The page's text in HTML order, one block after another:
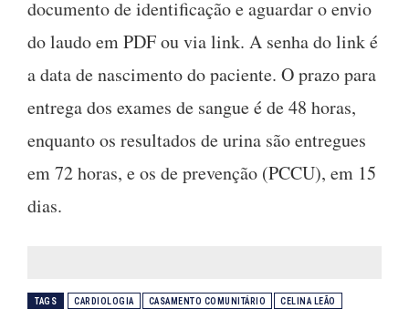
documento de identificação e aguardar o envio
do laudo em PDF ou via link. A senha do link é
a data de nascimento do paciente. O prazo para
entrega dos exames de sangue é de 48 horas,
enquanto os resultados de urina são entregues
em 72 horas, e os de prevenção (PCCU), em 15
dias.
TAGS CARDIOLOGIA CASAMENTO COMUNITÁRIO CELINA LEÃO